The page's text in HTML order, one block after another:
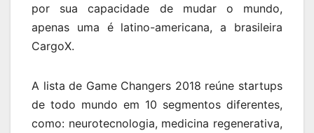
por sua capacidade de mudar o mundo,
apenas uma é latino-americana, a brasileira
CargoX.
A lista de Game Changers 2018 reúne startups
de todo mundo em 10 segmentos diferentes,
como: neurotecnologia, medicina regenerativa,